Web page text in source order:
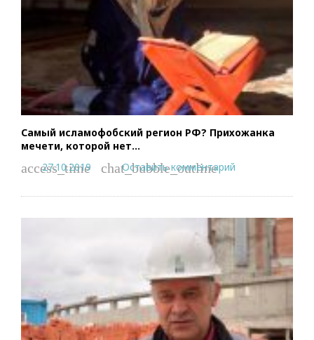
Самый исламофобский регион РФ? Прихожанка
мечети, которой нет…
access_time
27.10.2019 chat_bubble_outline
Оставить комментарий